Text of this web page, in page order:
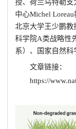
中心Michel Loreau
北京大学王少鹏教
科学院A类战略性
系）、国家自然科
文章链接：
https://